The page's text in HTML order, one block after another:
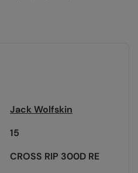
Jack Wolfskin
15
CROSS RIP 300D RE